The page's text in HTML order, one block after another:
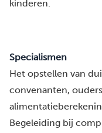
kinderen.
Specialismen
Het opstellen van
convenanten,
Begeleiding bij